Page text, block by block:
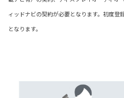
ィッドナビの契約が必要となります。初度登
となります。